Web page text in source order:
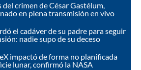
crimen de César Gastélum,
en plena transmisión en vivo
el cadáver de su padre para seguir
nadie supo de su deceso
impactó de forma no planificada
lunar, confirmó la NASA